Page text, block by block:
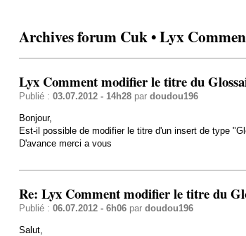
Archives forum Cuk • Lyx
Lyx Comment modifier le titre du
Publié : 03.07.2012 - 14h28par doudou196
Bonjour,
Est-il possible de modifier le titre d'un insert de type
D'avance merci a vous
Re: Lyx Comment modifier le titre du
Publié : 06.07.2012 - 6h06par doudou196
Salut,